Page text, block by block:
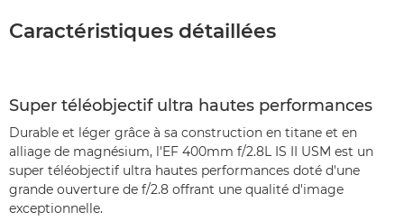
Caractéristiques détaillées
Super téléobjectif ultra hautes performances
Durable et léger grâce à sa construction en titane et en
alliage de magnésium, l'EF 400mm f/2.8L IS II USM est un
super téléobjectif ultra hautes performances doté d'une
grande ouverture de f/2.8 offrant une qualité d'image
exceptionnelle.